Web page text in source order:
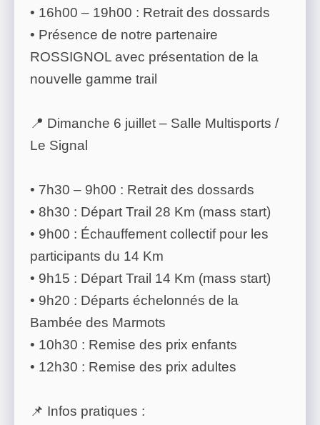
• 16h00 – 19h00 : Retrait des dossards
• Présence de notre partenaire
ROSSIGNOL avec présentation de la
nouvelle gamme trail
📍 Dimanche 6 juillet – Salle Multisports /
Le Signal
• 7h30 – 9h00 : Retrait des dossards
• 8h30 : Départ Trail 28 Km (mass start)
• 9h00 : Échauffement collectif pour les
participants du 14 Km
• 9h15 : Départ Trail 14 Km (mass start)
• 9h20 : Départs échelonnés de la
Bambée des Marmots
• 10h30 : Remise des prix enfants
• 12h30 : Remise des prix adultes
📌 Infos pratiques :